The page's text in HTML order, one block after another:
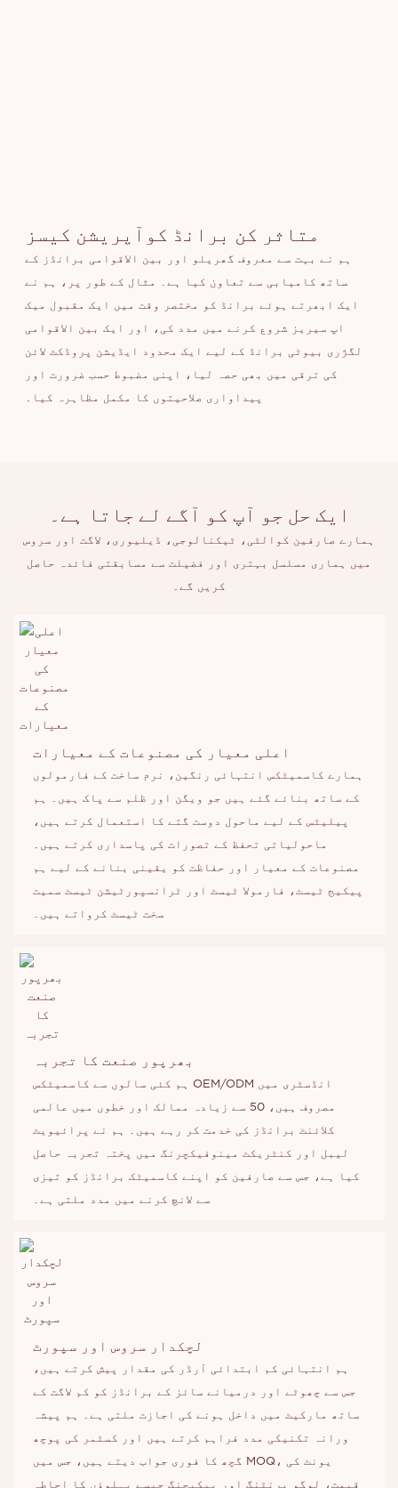
متاثر کن برانڈ کوآپریشن کیسز
ہم نے بہت سے معروف گھریلو اور بین الاقوامی برانڈز کے
ساتھ کامیابی سے تعاون کیا ہے۔ مثال کے طور پر، ہم نے
ایک ابھرتے ہوئے برانڈ کو مختصر وقت میں ایک مقبول میک
اپ سیریز شروع کرنے میں مدد کی، اور ایک بین الاقوامی
لگژری بیوٹی برانڈ کے لیے ایک محدود ایڈیشن پروڈکٹ لائن
کی ترقی میں بھی حصہ لیا، اپنی مضبوط حسب ضرورت اور
پیداواری صلاحیتوں کا مکمل مظاہرہ کیا۔
ایک حل جو آپ کو آگے لے جاتا ہے۔
ہمارے صارفین کوالٹی، ٹیکنالوجی، ڈیلیوری، لاگت اور سروس
میں ہماری مسلسل بہتری اور فضیلت سے مسابقتی فائدہ حاصل
کریں گے۔
اعلی معیار کی مصنوعات کے معیارات
ہمارے کاسمیٹکس انتہائی رنگین، نرم ساخت کے فارمولوں
کے ساتھ بنائے گئے ہیں جو ویگن اور ظلم سے پاک ہیں۔ ہم
پیلیٹس کے لیے ماحول دوست گتے کا استعمال کرتے ہیں،
ماحولیاتی تحفظ کے تصورات کی پاسداری کرتے ہیں۔
مصنوعات کے معیار اور حفاظت کو یقینی بنانے کے لیے ہم
پیکیج ٹیسٹ، فارمولا ٹیسٹ اور ٹرانسپورٹیشن ٹیسٹ سمیت
سخت ٹیسٹ کرواتے ہیں۔
بھرپور صنعت کا تجربہ
ہم کئی سالوں سے کاسمیٹکس OEM/ODM انڈسٹری میں
مصروف ہیں، 50 سے زیادہ ممالک اور خطوں میں عالمی
کلائنٹ برانڈز کی خدمت کر رہے ہیں۔ ہم نے پرائیویٹ
لیبل اور کنٹریکٹ مینوفیکچرنگ میں پختہ تجربہ حاصل
کیا ہے، جس سے صارفین کو اپنے کاسمیٹک برانڈز کو تیزی
سے لانچ کرنے میں مدد ملتی ہے۔
لچکدار سروس اور سپورٹ
ہم انتہائی کم ابتدائی آرڈر کی مقدار پیش کرتے ہیں،
جس سے چھوٹے اور درمیانے سائز کے برانڈز کو کم لاگت کے
ساتھ مارکیٹ میں داخل ہونے کی اجازت ملتی ہے۔ ہم پیشہ
ورانہ تکنیکی مدد فراہم کرتے ہیں اور کسٹمر کی پوچھ
گچھ کا فوری جواب دیتے ہیں، جس میں MOQ، یونٹ کی
قیمت، لوگو پرنٹنگ اور پیکیجنگ جیسے پہلوؤں کا احاطہ